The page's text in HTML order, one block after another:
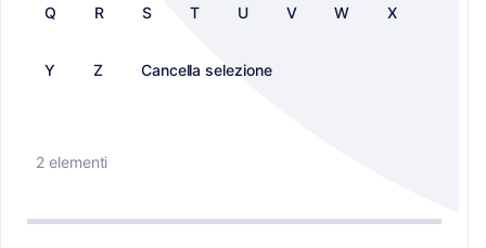
Q R S T U V W X
Y Z Cancella selezione
2 elementi